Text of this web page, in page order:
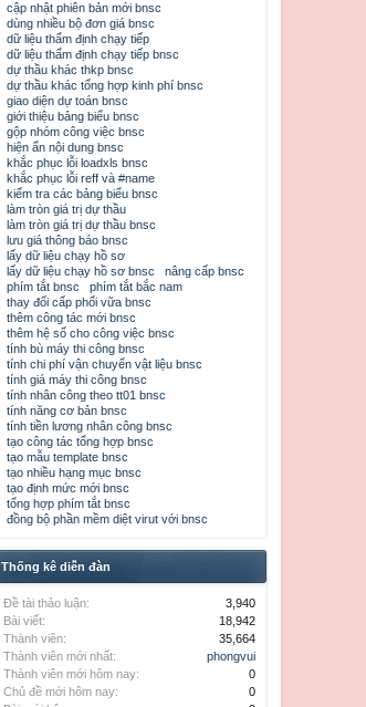
cập nhật phiên bản mới bnsc
dùng nhiều bộ đơn giá bnsc
dữ liệu thẩm định chạy tiếp
dữ liệu thẩm định chạy tiếp bnsc
dự thầu khác thkp bnsc
dự thầu khác tổng hợp kinh phí bnsc
giao diện dự toán bnsc
giới thiệu bảng biểu bnsc
gộp nhóm công việc bnsc
hiện ẩn nội dung bnsc
khắc phục lỗi loadxls bnsc
khắc phục lỗi reff và #name
kiểm tra các bảng biểu bnsc
làm tròn giá trị dự thầu
làm tròn giá trị dự thầu bnsc
lưu giá thông báo bnsc
lấy dữ liệu chạy hồ sơ
lấy dữ liệu chạy hồ sơ bnsc
nâng cấp bnsc
phím tắt bnsc
phím tắt bắc nam
thay đổi cấp phối vữa bnsc
thêm công tác mới bnsc
thêm hệ số cho công việc bnsc
tính bù máy thi công bnsc
tính chi phí vận chuyển vật liệu bnsc
tính giá máy thi công bnsc
tính nhân công theo tt01 bnsc
tính năng cơ bản bnsc
tính tiền lương nhân công bnsc
tạo công tác tổng hợp bnsc
tạo mẫu template bnsc
tạo nhiều hạng mục bnsc
tạo định mức mới bnsc
tổng hợp phím tắt bnsc
đồng bộ phần mềm diệt virut với bnsc
Thống kê diễn đàn
Đề tài thảo luận:
3,940
Bài viết:
18,942
Thành viên:
35,664
Thành viên mới nhất:
phongvui
Thành viên mới hôm nay:
0
Chủ đề mới hôm nay:
0